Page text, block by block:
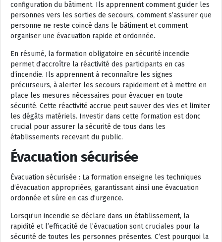
configuration du bâtiment. Ils apprennent comment guider les
personnes vers les sorties de secours, comment s’assurer que
personne ne reste coincé dans le bâtiment et comment
organiser une évacuation rapide et ordonnée.
En résumé, la formation obligatoire en sécurité incendie
permet d’accroître la réactivité des participants en cas
d’incendie. Ils apprennent à reconnaître les signes
précurseurs, à alerter les secours rapidement et à mettre en
place les mesures nécessaires pour évacuer en toute
sécurité. Cette réactivité accrue peut sauver des vies et limiter
les dégâts matériels. Investir dans cette formation est donc
crucial pour assurer la sécurité de tous dans les
établissements recevant du public.
Évacuation sécurisée
Évacuation sécurisée : La formation enseigne les techniques
d’évacuation appropriées, garantissant ainsi une évacuation
ordonnée et sûre en cas d’urgence.
Lorsqu’un incendie se déclare dans un établissement, la
rapidité et l’efficacité de l’évacuation sont cruciales pour la
sécurité de toutes les personnes présentes. C’est pourquoi la